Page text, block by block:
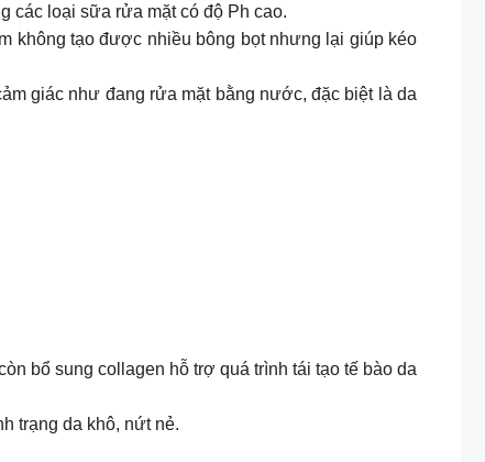
các loại sữa rửa mặt có độ Ph cao.
không tạo được nhiều bông bọt nhưng lại giúp kéo
giác như đang rửa mặt bằng nước, đặc biệt là da
bổ sung collagen hỗ trợ quá trình tái tạo tế bào da
trạng da khô, nứt nẻ.